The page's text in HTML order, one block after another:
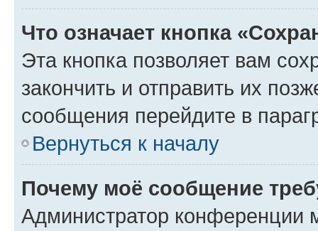
Что означает кнопка
Эта кнопка позволяет вам
закончить и отправить их
сообщения перейдите в
Вернуться к началу
Почему моё сообщение
Администратор конференции